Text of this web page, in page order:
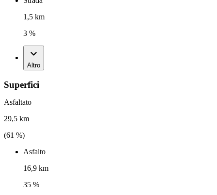
1,5 km
3 %
Altro
Superfici
Asfaltato
29,5 km
(61 %)
Asfalto
16,9 km
35 %